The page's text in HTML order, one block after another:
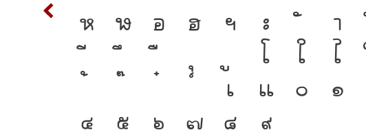
ห
ฬ อ ฮ ฯ ะ า
โ
ใ
ไ
เ
แ ๐ ๑
๔
๕ ๖ ๗ ๘ ๙